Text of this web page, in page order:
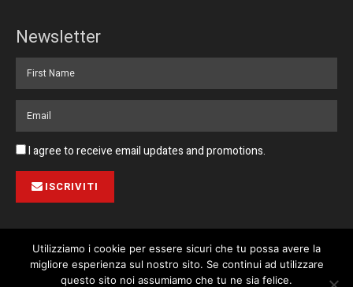
Newsletter
I agree to receive email updates and promotions.
ISCRIVITI
Pubblicità Collabora con noi Contatto Privacy Policy
This website uses cookies. By continuing to use this website you are
Utilizziamo i cookie per essere sicuri che tu possa avere la
migliore esperienza sul nostro sito. Se continui ad utilizzare
questo sito noi assumiamo che tu ne sia felice.